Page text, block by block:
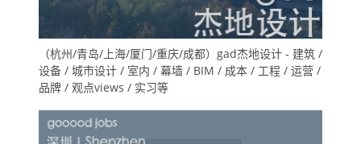
（杭州/青岛/上海/厦门/重庆/成都）gad杰地设计 - 建筑 /
设备 / 城市设计 / 室内 / 幕墙 / BIM / 成本 / 工程 / 运营 /
品牌 / 观点views / 实习等